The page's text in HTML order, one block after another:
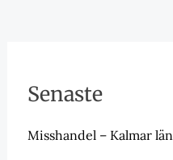
Senaste
Misshandel – Kalmar län